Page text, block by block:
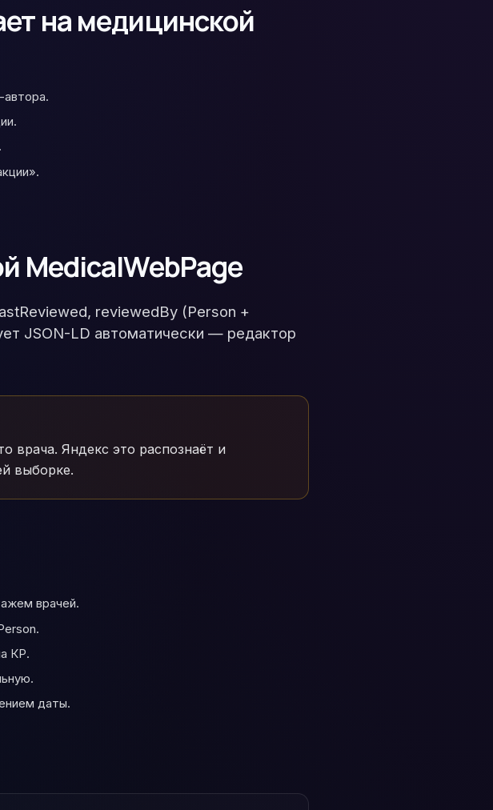
на медицинской
MedicalWebPage
reviewedBy (Person +
JSON-LD автоматически — редактор
врача. Яндекс это распознаёт и
выборке.
врачей.
КР.
даты.